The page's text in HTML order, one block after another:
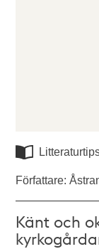
Författare:
Känt och